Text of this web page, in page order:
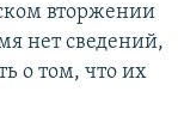
вторжении
нет сведений,
о том, что их